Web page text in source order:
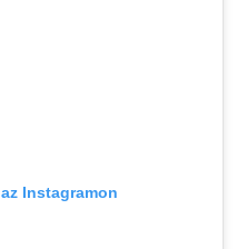
Instagramon